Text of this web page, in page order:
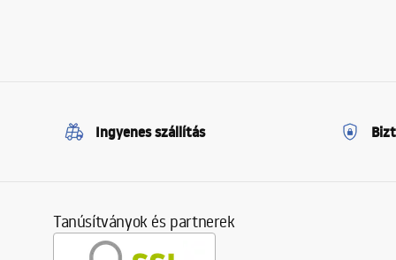
Ingyenes szállítás
Tanúsítványok és partnerek